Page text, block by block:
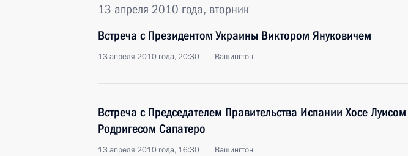
13 апреля 2010 года, вторник
Встреча с Президентом Украины Виктором Януковичем
13 апреля 2010 года, 20:30 Вашингтон
Встреча с Председателем Правительства Испании Хосе Луисом
Родригесом Сапатеро
13 апреля 2010 года, 16:30 Вашингтон